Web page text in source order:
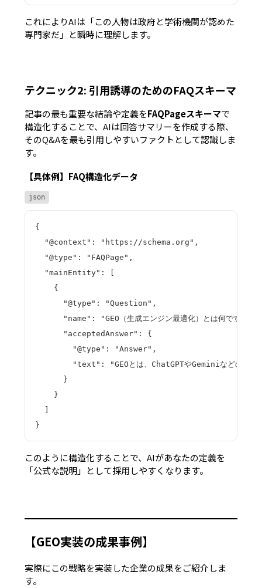
これによりAIは 「この人物は政府と学術機関が認めた
専門家だ」 と瞬時に理解します。
テクニック2: 引用誘導のためのFAQスキーマ
記事の最も重要な結論や定義をFAQPageスキーマで
構造化することで、AIは回答サマリーを作成する際、
そのQ&Aを最も引用しやすいファクトとして認識しま
す。
【具体例】FAQ構造化データ
json
{
  "@context": "https://schema.org",
  "@type": "FAQPage",
  "mainEntity": [
    {
      "@type": "Question",
"name": "GEO（生成エンジン最適化）とは何ですか？
      "acceptedAnswer": {
        "@type": "Answer",
"text": "GEOとは、ChatGPTやGeminiなどのAI生成エ
      }
    }
}
このように構造化することで、AIがあなたの定義を
「公式な説明」 として採用しやすくなります。
【GEO実装の成果事例】
実際にこの戦略を実装した企業の成果をご紹介しま
す。